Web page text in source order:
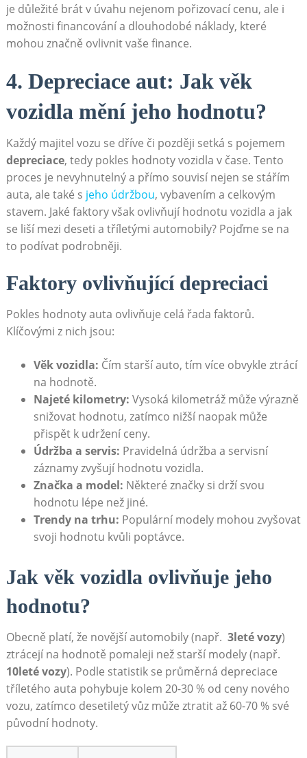
je⁣ důležité⁢ brát v úvahu nejenom pořizovací​ cenu, ⁣ale i‍
možnosti financování ​a ‌dlouhodobé náklady, které
mohou značně ovlivnit vaše finance.
4.​ Depreciace⁣ aut:⁢ Jak ‌věk
vozidla mění⁤ jeho hodnotu?
Každý majitel vozu se dříve či později setká s pojemem⁤
depreciace, tedy pokles hodnoty​ vozidla v ‍čase. Tento
proces‌ je‍ nevyhnutelný a ⁢přímo⁣ souvisí nejen se stářím
auta, ale také s ⁤ jeho údržbou, vybavením a ​celkovým
⁣stavem. Jaké faktory však ovlivňují hodnotu vozidla a jak
se liší mezi deseti a tříletými automobily? Pojďme se na
to⁣ podívat podrobněji.
Faktory ovlivňující⁣ depreciaci
Pokles hodnoty auta⁤ ovlivňuje celá řada faktorů.
Klíčovými z nich jsou:
Věk vozidla: ⁤Čím starší auto,⁤ tím více obvykle ztrácí
na hodnotě.
Najeté kilometry: Vysoká kilometráž může výrazně
snižovat hodnotu, zatímco nižší naopak může ​
přispět k udržení ceny.
Údržba a servis: Pravidelná údržba a servisní
záznamy‍ zvyšují⁢ hodnotu vozidla.
Značka a model: Některé značky ‌si drží svou
hodnotu lépe⁤ než jiné.
Trendy na⁣ trhu: Populární modely mohou zvyšovat
svoji hodnotu‍ kvůli poptávce.
Jak věk vozidla ovlivňuje jeho
hodnotu?
Obecně platí, že novější automobily (např. ⁤ 3leté vozy)
ztrácejí na hodnotě pomaleji než starší modely (např.
10leté vozy). Podle⁣ statistik se průměrná depreciace​
tříletého ⁤auta pohybuje kolem 20-30 % od ceny nového
vozu, zatímco desetiletý vůz může ztratit až 60-70 % své ​
původní hodnoty.